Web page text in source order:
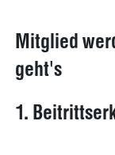
Mitglied
geht's
1.